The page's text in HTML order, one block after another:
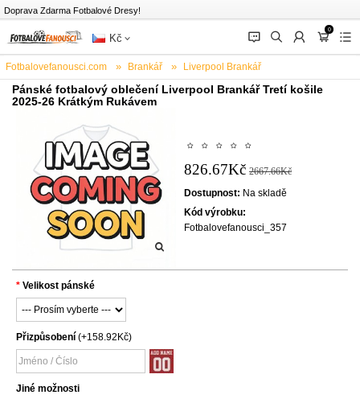
Doprava Zdarma Fotbalové Dresy!
Kč 󰂱 󰂨 󰃳
0
󰃦 󰃖
Fotbalovefanousci.com Brankář Liverpool Brankář
Pánské fotbalový oblečení Liverpool Brankář Tretí košile
2025-26 Krátkým Rukávem
826.67Kč 2667.66Kč
Dostupnost: Na skladě
Kód výrobku:
Fotbalovefanousci_357
Velikost pánské
Přizpůsobení (+158.92Kč)
Jiné možnosti